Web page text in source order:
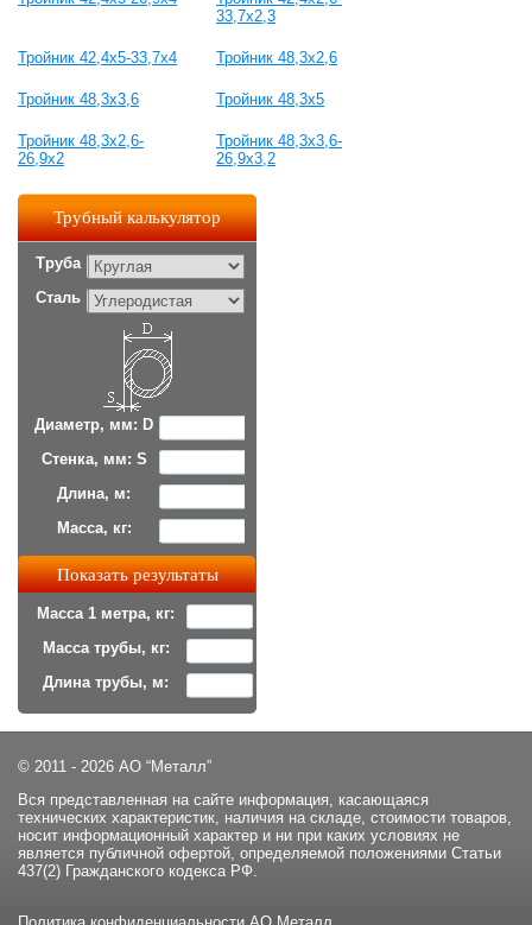
33,7x2,3
Тройник 42,4x5-33,7x4 Тройник 48,3x2,6
Тройник 48,3x3,6 Тройник 48,3x5
Тройник 48,3x2,6-
26,9x2
Тройник 48,3x3,6-
26,9x3,2
Трубный калькулятор
Труба
Сталь
Диаметр, мм: D
Стенка, мм: S
Длина, м:
Масса, кг:
Масса 1 метра, кг:
Масса трубы, кг:
Длина трубы, м:
© 2011 - 2026 АО “Металл”
Вся представленная на сайте информация, касающаяся
технических характеристик, наличия на складе, стоимости товаров,
носит информационный характер и ни при каких условиях не
является публичной офертой, определяемой положениями Статьи
437(2) Гражданского кодекса РФ.